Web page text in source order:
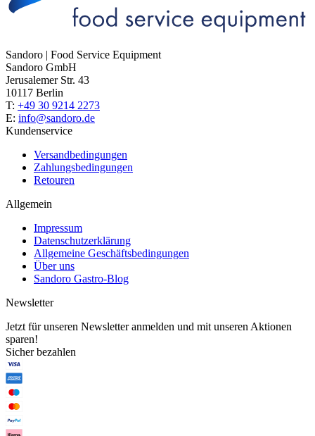
Sandoro | Food Service Equipment
Sandoro GmbH
Jerusalemer Str. 43
10117 Berlin
T: +49 30 9214 2273
E: info@sandoro.de
Kundenservice
Versandbedingungen
Zahlungsbedingungen
Retouren
Allgemein
Impressum
Datenschutzerklärung
Allgemeine Geschäftsbedingungen
Über uns
Sandoro Gastro-Blog
Newsletter
Jetzt für unseren Newsletter anmelden und mit unseren Aktionen
sparen!
Sicher bezahlen